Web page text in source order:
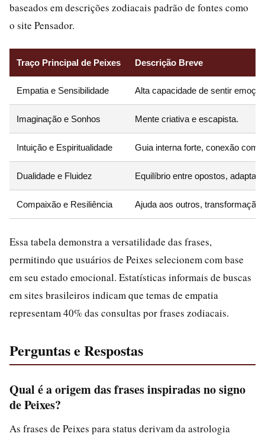
baseados em descrições zodiacais padrão de fontes como
o site Pensador.
Traço Principal de Peixes Descrição Breve
Empatia e Sensibilidade Alta capacidade de sentir
Imaginação e Sonhos Mente criativa e escapista.
Intuição e Espiritualidade Guia interna forte, conexão com
Dualidade e Fluidez Equilíbrio entre opostos,
Compaixão e Resiliência Ajuda aos outros, transformação
Essa tabela demonstra a versatilidade das frases,
permitindo que usuários de Peixes selecionem com base
em seu estado emocional. Estatísticas informais de buscas
em sites brasileiros indicam que temas de empatia
representam 40% das consultas por frases zodiacais.
Perguntas e Respostas
Qual é a origem das frases inspiradas no signo
de Peixes?
As frases de Peixes para status derivam da astrologia